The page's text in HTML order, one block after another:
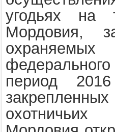
угодьях на
Мордовия,
охраняемых
период